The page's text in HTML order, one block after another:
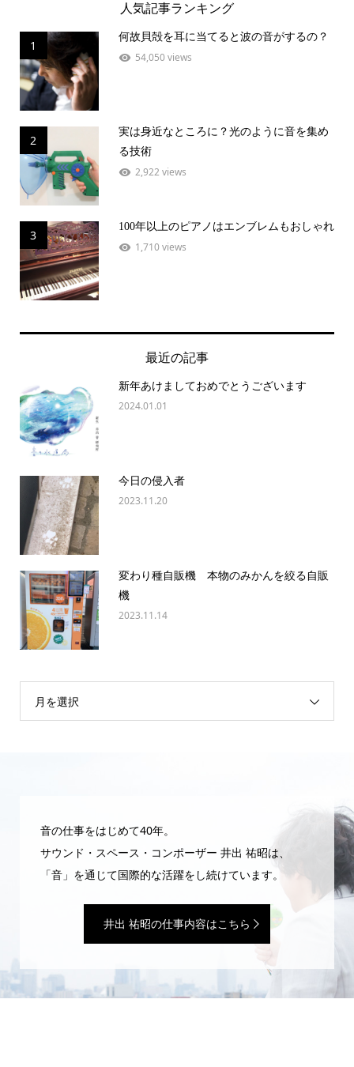
人気記事ランキング
1
何故貝殻を耳に当てると波の音がするの？
54,050 views
2
実は身近なところに？光のように音を集め
る技術
2,922 views
3
100年以上のピアノはエンブレムもおしゃれ
1,710 views
最近の記事
新年あけましておめでとうございます
2024.01.01
今日の侵入者
2023.11.20
変わり種自販機 本物のみかんを絞る自販
機
2023.11.14
月を選択
音の仕事をはじめて40年。
サウンド・スペース・コンポーザー 井出 祐昭は、
「音」を通じて国際的な活躍をし続けています。
井出 祐昭の仕事内容はこちら